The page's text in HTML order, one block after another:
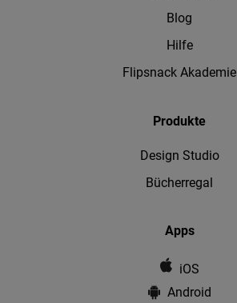
Blog
Hilfe
Flipsnack Akademie
Produkte
Design Studio
Bücherregal
Apps
iOS
Android